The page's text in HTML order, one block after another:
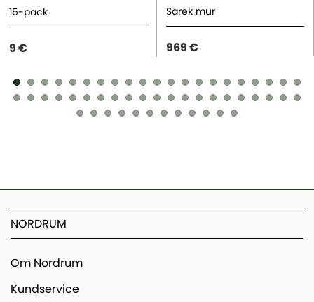
15-pack
9 €
Sarek mur
969 €
NORDRUM
Om Nordrum
Kundservice